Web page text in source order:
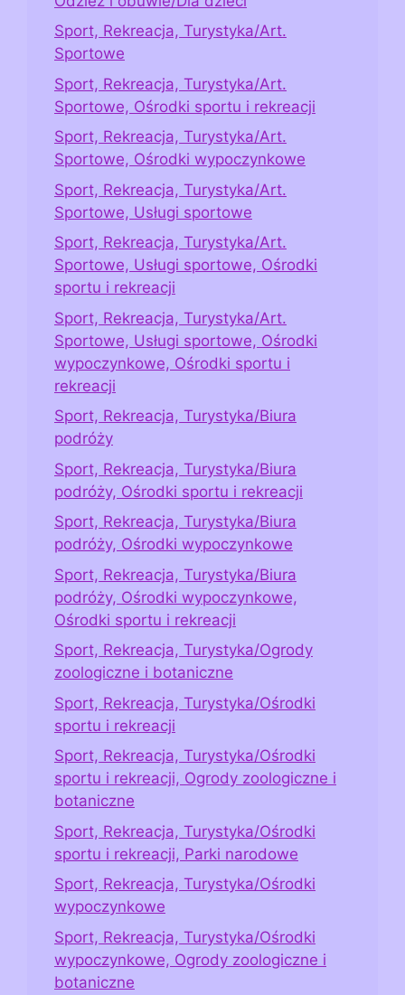
Sport, Rekreacja, Turystyka/Art.
Sportowe
Sport, Rekreacja, Turystyka/Art.
Sportowe, Ośrodki sportu i rekreacji
Sport, Rekreacja, Turystyka/Art.
Sportowe, Ośrodki wypoczynkowe
Sport, Rekreacja, Turystyka/Art.
Sportowe, Usługi sportowe
Sport, Rekreacja, Turystyka/Art.
Sportowe, Usługi sportowe, Ośrodki
sportu i rekreacji
Sport, Rekreacja, Turystyka/Art.
Sportowe, Usługi sportowe, Ośrodki
wypoczynkowe, Ośrodki sportu i
rekreacji
Sport, Rekreacja, Turystyka/Biura
podróży
Sport, Rekreacja, Turystyka/Biura
podróży, Ośrodki sportu i rekreacji
Sport, Rekreacja, Turystyka/Biura
podróży, Ośrodki wypoczynkowe
Sport, Rekreacja, Turystyka/Biura
podróży, Ośrodki wypoczynkowe,
Ośrodki sportu i rekreacji
Sport, Rekreacja, Turystyka/Ogrody
zoologiczne i botaniczne
Sport, Rekreacja, Turystyka/Ośrodki
sportu i rekreacji
Sport, Rekreacja, Turystyka/Ośrodki
sportu i rekreacji, Ogrody zoologiczne i
botaniczne
Sport, Rekreacja, Turystyka/Ośrodki
sportu i rekreacji, Parki narodowe
Sport, Rekreacja, Turystyka/Ośrodki
wypoczynkowe
Sport, Rekreacja, Turystyka/Ośrodki
wypoczynkowe, Ogrody zoologiczne i
botaniczne